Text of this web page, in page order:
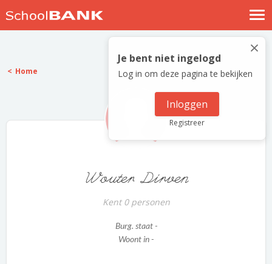
Nostalgische verhalen
Log in
Meld je gratis aan
×
Je bent niet ingelogd
Log in om deze pagina te bekijken
Inloggen
Registreer
Home
Wouter Dirven
Kent 0 personen
Burg. staat -
Woont in -